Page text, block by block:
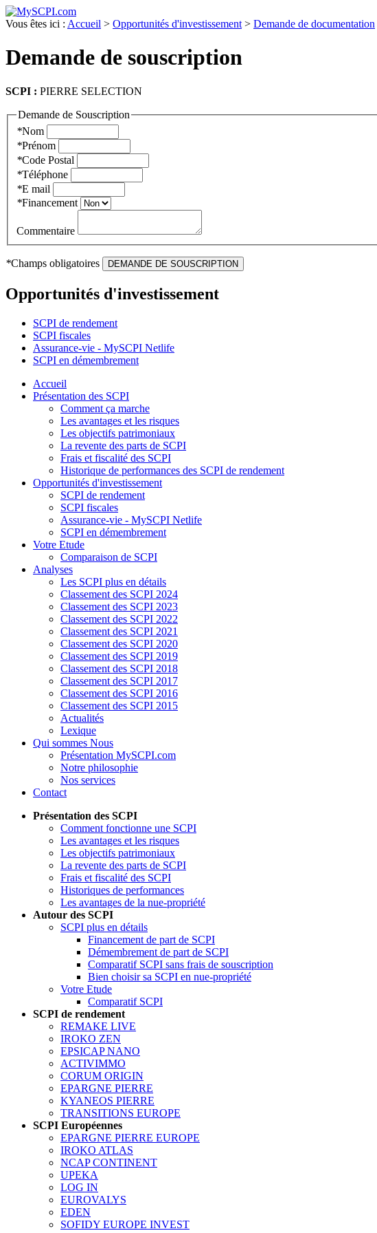
Vous êtes ici : Accueil > Opportunités d'investissement > Demande de documentation
Demande de souscription
SCPI : PIERRE SELECTION
Demande de Souscription
*Nom
*Prénom
*Code Postal
*Téléphone
*E mail
*Financement
Commentaire
*Champs obligatoires DEMANDE DE SOUSCRIPTION
Opportunités d'investissement
SCPI de rendement
SCPI fiscales
Assurance-vie - MySCPI Netlife
SCPI en démembrement
Accueil
Présentation des SCPI
Comment ça marche
Les avantages et les risques
Les objectifs patrimoniaux
La revente des parts de SCPI
Frais et fiscalité des SCPI
Historique de performances des SCPI de rendement
Opportunités d'investissement
SCPI de rendement
SCPI fiscales
Assurance-vie - MySCPI Netlife
SCPI en démembrement
Votre Etude
Comparaison de SCPI
Analyses
Les SCPI plus en détails
Classement des SCPI 2024
Classement des SCPI 2023
Classement des SCPI 2022
Classement des SCPI 2021
Classement des SCPI 2020
Classement des SCPI 2019
Classement des SCPI 2018
Classement des SCPI 2017
Classement des SCPI 2016
Classement des SCPI 2015
Actualités
Lexique
Qui sommes Nous
Présentation MySCPI.com
Notre philosophie
Nos services
Contact
Présentation des SCPI
Comment fonctionne une SCPI
Les avantages et les risques
Les objectifs patrimoniaux
La revente des parts de SCPI
Frais et fiscalité des SCPI
Historiques de performances
Les avantages de la nue-propriété
Autour des SCPI
SCPI plus en détails
Financement de part de SCPI
Démembrement de part de SCPI
Comparatif SCPI sans frais de souscription
Bien choisir sa SCPI en nue-propriété
Votre Etude
Comparatif SCPI
SCPI de rendement
REMAKE LIVE
IROKO ZEN
EPSICAP NANO
ACTIVIMMO
CORUM ORIGIN
EPARGNE PIERRE
KYANEOS PIERRE
TRANSITIONS EUROPE
SCPI Européennes
EPARGNE PIERRE EUROPE
IROKO ATLAS
NCAP CONTINENT
UPEKA
LOG IN
EUROVALYS
EDEN
SOFIDY EUROPE INVEST